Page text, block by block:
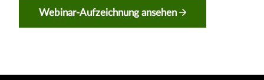
Webinar-Aufzeichnung ansehen